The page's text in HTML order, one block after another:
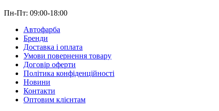
Пн-Пт: 09:00-18:00
Автофарба
Бренди
Доставка і оплата
Умови повернення товару
Договір оферти
Політика конфіденційності
Новини
Контакти
Оптовим клієнтам